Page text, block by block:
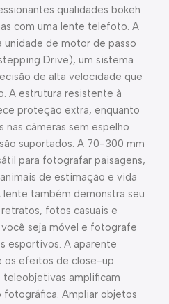
qualidades bokeh
com uma lente telefoto. A
de motor de passo
Drive), um sistema
de alta velocidade que
A estrutura resistente à
proteção extra, enquanto
nas câmeras sem espelho
suportados. A 70-300 mm
para fotografar paisagens,
de estimação e vida
também demonstra seu
fotos casuais e
seja móvel e fotografe
esportivos. A aparente
os efeitos de close-up
amplificam
fotográfica. Ampliar objetos